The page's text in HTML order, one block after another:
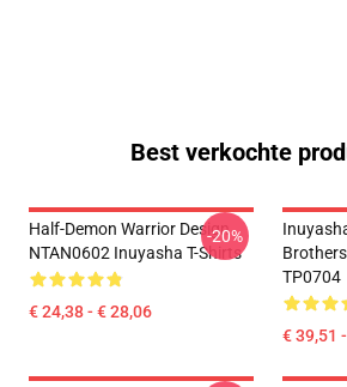
Best verkochte
Half-Demon Warrior Design
NTAN0602 Inuyasha T-Shirts
€ 24,38 - € 28,06
-20%
TP0704
€ 39,51